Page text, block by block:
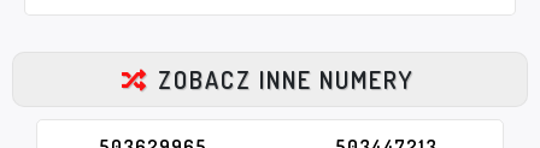
ZOBACZ INNE NUMERY